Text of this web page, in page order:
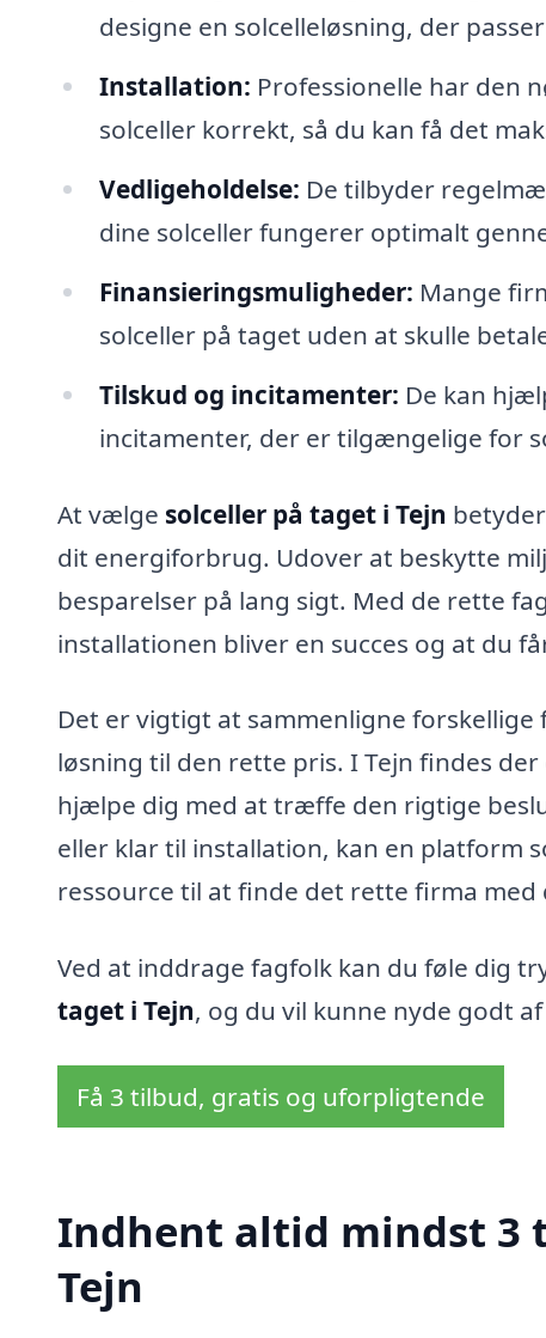
designe en solcelleløsning, der
Installation: Professionelle har den
solceller korrekt, så du kan få det
Vedligeholdelse: De tilbyder
dine solceller fungerer optimalt
Finansieringsmuligheder: Mange
solceller på taget uden at skulle
Tilskud og incitamenter: De kan
incitamenter, der er tilgængelige for
At vælge solceller på taget i Tejn
dit energiforbrug. Udover at beskytte
besparelser på lang sigt. Med de rette
installationen bliver en succes og at du
Det er vigtigt at sammenligne
løsning til den rette pris. I Tejn findes
hjælpe dig med at træffe den rigtige
eller klar til installation, kan en platform
ressource til at finde det rette firma
Ved at inddrage fagfolk kan du føle dig
taget i Tejn, og du vil kunne nyde godt
Få 3 tilbud, gratis og uforpligtende
Indhent altid mindst 3
Tejn